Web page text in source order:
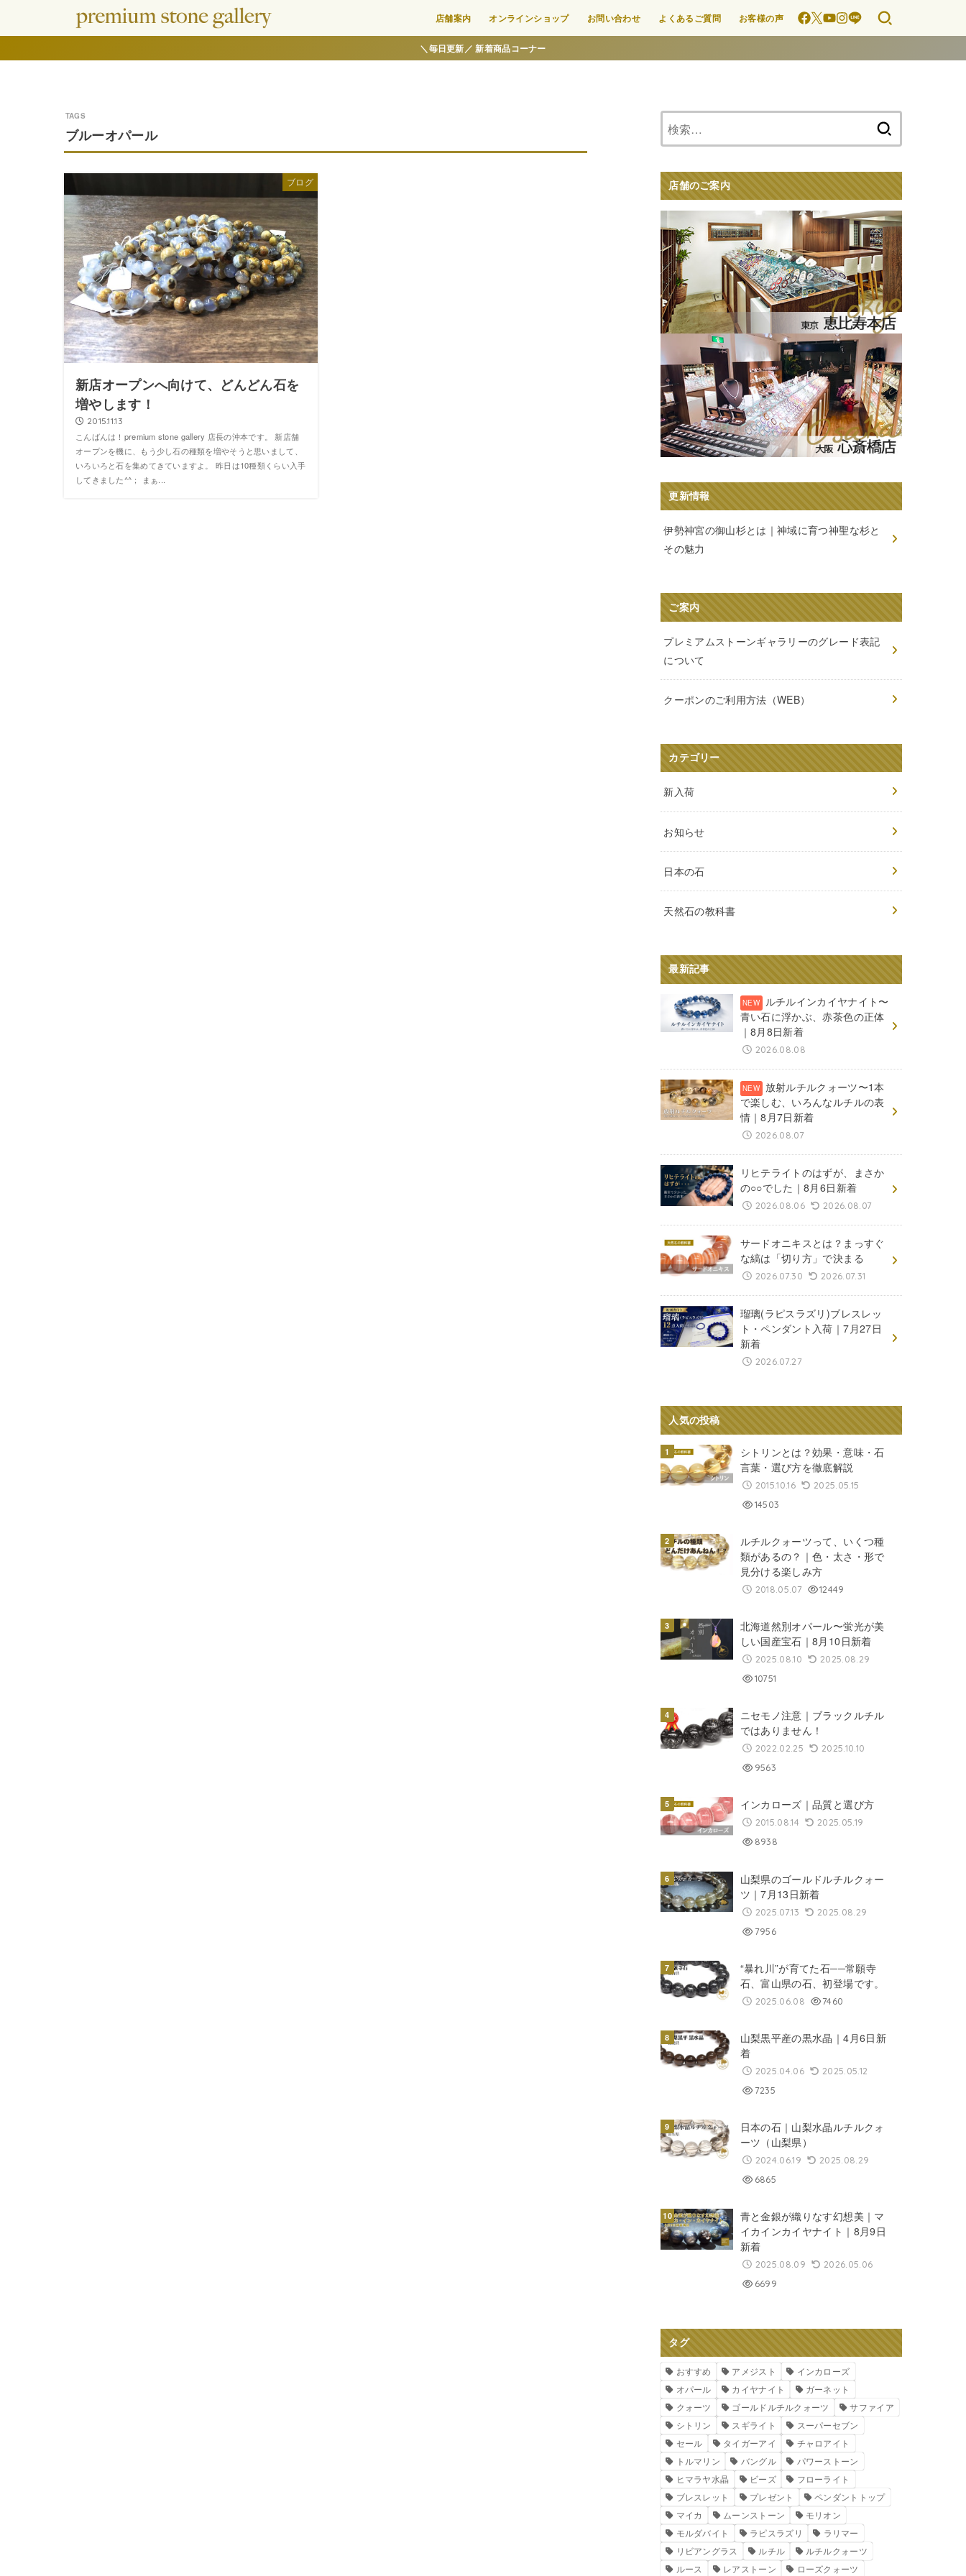
店舗案内 オンラインショップ お問い合わせ よくあるご質問 お客様の声
＼毎日更新／ 新着商品コーナー
ブルーオパール
ブログ
新店オープンへ向けて、どんどん石を
増やします！
2015.11.13
こんばんは！premium stone gallery 店長の沖本です。 新店舗
オープンを機に、もう少し石の種類を増やそうと思いまして、
いろいろと石を集めてきていますよ。 昨日は10種類くらい入手
してきました^^； まぁ...
店舗のご案内
更新情報
伊勢神宮の御山杉とは｜神域に育つ神聖な杉と
その魅力
ご案内
プレミアムストーンギャラリーのグレード表記
について
クーポンのご利用方法（WEB）
カテゴリー
新入荷
お知らせ
日本の石
天然石の教科書
最新記事
ルチルインカイヤナイト〜
青い石に浮かぶ、赤茶色の正体
｜8月8日新着
2026.08.08
放射ルチルクォーツ〜1本
で楽しむ、いろんなルチルの表
情｜8月7日新着
2026.08.07
リヒテライトのはずが、まさか
の○○でした｜8月6日新着
2026.08.06 2026.08.07
サードオニキスとは？まっすぐ
な縞は「切り方」で決まる
2026.07.30 2026.07.31
瑠璃(ラピスラズリ)ブレスレッ
ト・ペンダント入荷｜7月27日
新着
2026.07.27
人気の投稿
シトリンとは？効果・意味・石
言葉・選び方を徹底解説
2015.10.16
2025.05.15
14503
ルチルクォーツって、いくつ種
類があるの？｜色・太さ・形で
見分ける楽しみ方
2018.05.07 12449
北海道然別オパール〜蛍光が美
しい国産宝石｜8月10日新着
2025.08.10
2025.08.29
10751
ニセモノ注意｜ブラックルチル
ではありません！
2022.02.25
2025.10.10
9563
インカローズ｜品質と選び方
2015.08.14
2025.05.19
8938
山梨県のゴールドルチルクォー
ツ｜7月13日新着
2025.07.13
2025.08.29
7956
“暴れ川”が育てた石──常願寺
石、富山県の石、初登場です。
2025.06.08 7460
山梨黒平産の黒水晶｜4月6日新
着
2025.04.06
2025.05.12
7235
日本の石｜山梨水晶ルチルクォ
ーツ（山梨県）
2024.06.19
2025.08.29
6865
青と金銀が織りなす幻想美｜マ
イカインカイヤナイト｜8月9日
新着
2025.08.09
2026.05.06
6699
タグ
おすすめ アメジスト
インカローズ
オパール
カイヤナイト
ガーネット
クォーツ
ゴールドルチルクォーツ
サファイア
シトリン
スギライト
スーパーセブン
セール
タイガーアイ
チャロアイト
トルマリン
バングル
パワーストーン
ヒマラヤ水晶
ビーズ
フローライト
ブレスレット
プレゼント
ペンダントトップ
マイカ
ムーンストーン
モリオン
モルダバイト
ラピスラズリ
ラリマー
リビアングラス
ルチル
ルチルクォーツ
ルース
レアストーン ローズクォーツ